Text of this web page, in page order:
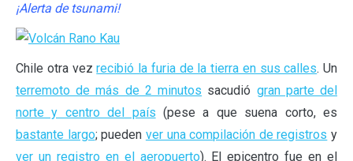
¡Alerta de tsunami!
Chile otra vezrecibió la furia de la tierra en sus calles. Un
terremoto de más de 2 minutos sacudió gran parte del
norte y centro del país (pese a que suena corto, es
bastante largo; pueden ver una compilación de registros y
ver un registro en el aeropuerto). El epicentro fue en el